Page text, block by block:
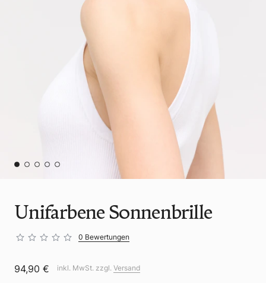
Unifarbene Sonnenbrille
0 Bewertungen
94,90 € inkl. MwSt. zzgl. Versand